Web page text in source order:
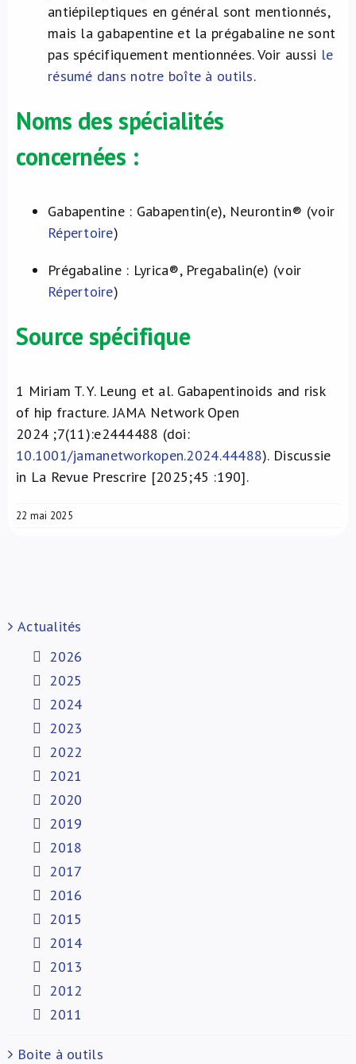
antiépileptiques en général sont mentionnés,
mais la gabapentine et la prégabaline ne sont
pas spécifiquement mentionnées. Voir aussi le
résumé dans notre boîte à outils.
Noms des spécialités
concernées :
Gabapentine : Gabapentin(e), Neurontin® (voir
Répertoire)
Prégabaline : Lyrica®, Pregabalin(e) (voir
Répertoire)
Source spécifique
1 Miriam T. Y. Leung et al. Gabapentinoids and risk
of hip fracture. JAMA Network Open
2024 ;7(11):e2444488 (doi:
10.1001/jamanetworkopen.2024.44488). Discussie
in La Revue Prescrire [2025;45 :190].
22 mai 2025
Actualités
2026
2025
2024
2023
2022
2021
2020
2019
2018
2017
2016
2015
2014
2013
2012
2011
Boite à outils